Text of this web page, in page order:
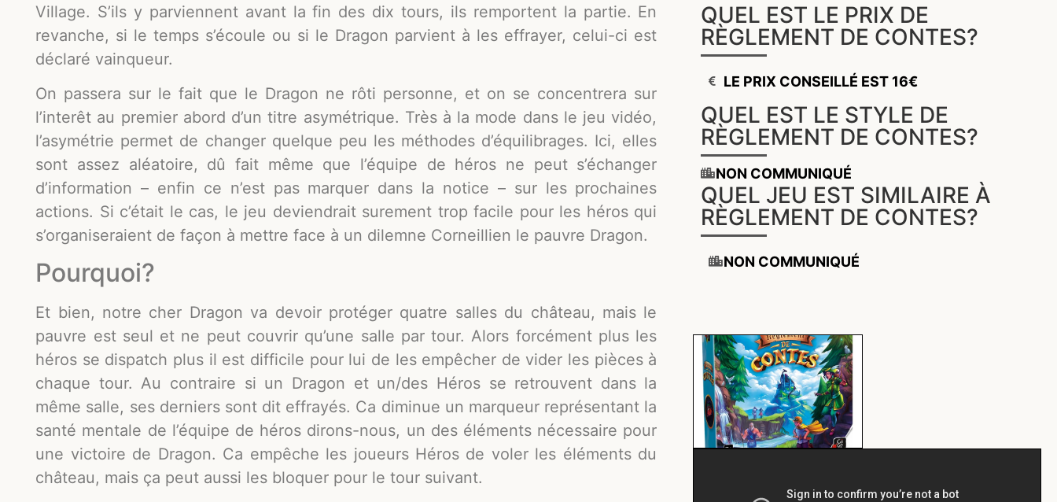
Village. S’ils y parviennent avant la fin des dix tours, ils remportent la partie. En
revanche, si le temps s’écoule ou si le Dragon parvient à les effrayer, celui-ci est
déclaré vainqueur.
On passera sur le fait que le Dragon ne rôti personne, et on se concentrera sur
l’interêt au premier abord d’un titre asymétrique. Très à la mode dans le jeu vidéo,
l’asymétrie permet de changer quelque peu les méthodes d’équilibrages. Ici, elles
sont assez aléatoire, dû fait même que l’équipe de héros ne peut s’échanger
d’information – enfin ce n’est pas marquer dans la notice – sur les prochaines
actions. Si c’était le cas, le jeu deviendrait surement trop facile pour les héros qui
s’organiseraient de façon à mettre face à un dilemne Corneillien le pauvre Dragon.
Pourquoi?
Et bien, notre cher Dragon va devoir protéger quatre salles du château, mais le
pauvre est seul et ne peut couvrir qu’une salle par tour. Alors forcément plus les
héros se dispatch plus il est difficile pour lui de les empêcher de vider les pièces à
chaque tour. Au contraire si un Dragon et un/des Héros se retrouvent dans la
même salle, ses derniers sont dit effrayés. Ca diminue un marqueur représentant la
santé mentale de l’équipe de héros dirons-nous, un des éléments nécessaire pour
une victoire de Dragon. Ca empêche les joueurs Héros de voler les éléments du
château, mais ça peut aussi les bloquer pour le tour suivant.
QUEL EST LE PRIX DE
RÈGLEMENT DE CONTES?
LE PRIX CONSEILLÉ EST 16€
QUEL EST LE STYLE DE
RÈGLEMENT DE CONTES?
NON COMMUNIQUÉ
QUEL JEU EST SIMILAIRE À
RÈGLEMENT DE CONTES?
NON COMMUNIQUÉ